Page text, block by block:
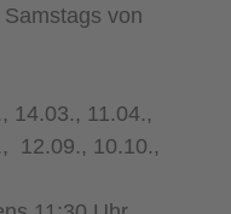
von
14.03., 11.04.,
12.09., 10.10.,